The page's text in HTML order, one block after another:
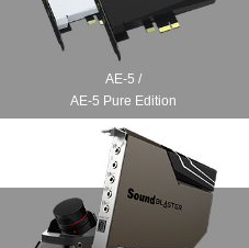
AE-5 /
AE-5 Pure Edition